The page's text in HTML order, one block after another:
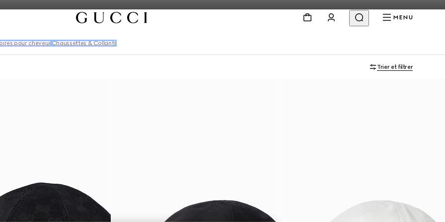
MENU
pour cheveux Chaussettes & Collants
Trier et filtrer